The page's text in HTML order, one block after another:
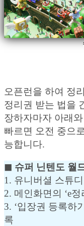
오픈런을 하여 정
정리권 받는 법을
장하자마자 아래
빠르면 오전 중으
능합니다.
◼︎ 슈퍼 닌텐도 월
1. 유니버셜 스튜
2. 메인화면의 ‘e정
3. ‘입장권 등록하
록